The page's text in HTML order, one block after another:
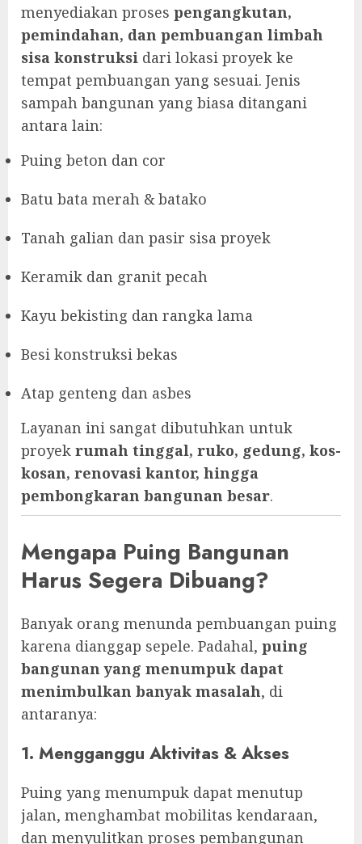
menyediakan proses pengangkutan,
pemindahan, dan pembuangan limbah
sisa konstruksi dari lokasi proyek ke
tempat pembuangan yang sesuai. Jenis
sampah bangunan yang biasa ditangani
antara lain:
Puing beton dan cor
Batu bata merah & batako
Tanah galian dan pasir sisa proyek
Keramik dan granit pecah
Kayu bekisting dan rangka lama
Besi konstruksi bekas
Atap genteng dan asbes
Layanan ini sangat dibutuhkan untuk
proyek rumah tinggal, ruko, gedung, kos-
kosan, renovasi kantor, hingga
pembongkaran bangunan besar.
Mengapa Puing Bangunan
Harus Segera Dibuang?
Banyak orang menunda pembuangan puing
karena dianggap sepele. Padahal, puing
bangunan yang menumpuk dapat
menimbulkan banyak masalah, di
antaranya:
1. Mengganggu Aktivitas & Akses
Puing yang menumpuk dapat menutup
jalan, menghambat mobilitas kendaraan,
dan menyulitkan proses pembangunan